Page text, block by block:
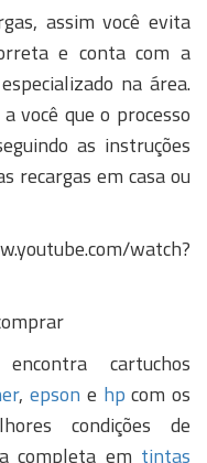
assim você evita
e conta com a
na área.
você que o processo
as instruções
recargas em casa ou
watch?
cartuchos
, epson e hp com os
condições de
completa em tintas